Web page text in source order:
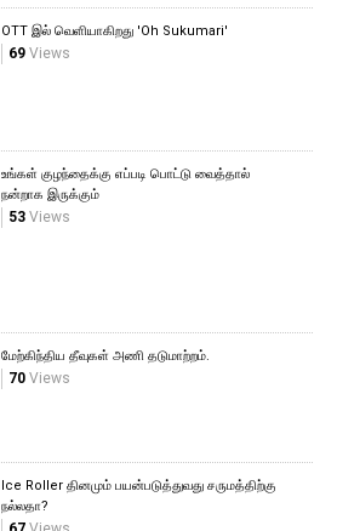
OTT இல் வெளியாகிறது 'Oh Sukumari'
69Views
உங்கள் குழந்தைக்கு எப்படி பொட்டு வைத்தால்
நன்றாக இருக்கும்
53Views
மேற்கிந்திய தீவுகள் அணி தடுமாற்றம்.
70Views
Ice Roller தினமும் பயன்படுத்துவது சருமத்திற்கு
நல்லதா?